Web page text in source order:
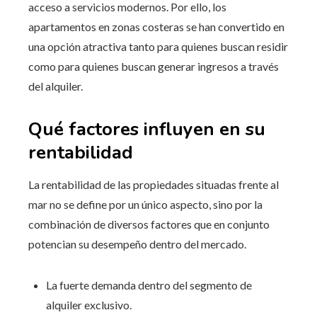
acceso a servicios modernos. Por ello, los
apartamentos en zonas costeras se han convertido en
una opción atractiva tanto para quienes buscan residir
como para quienes buscan generar ingresos a través
del alquiler.
Qué factores influyen en su
rentabilidad
La rentabilidad de las propiedades situadas frente al
mar no se define por un único aspecto, sino por la
combinación de diversos factores que en conjunto
potencian su desempeño dentro del mercado.
La fuerte demanda dentro del segmento de
alquiler exclusivo.